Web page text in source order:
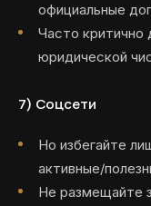
официальные
Часто критично
юридической
7) Соцсети
Но избегайте
активные/
Не размещайте